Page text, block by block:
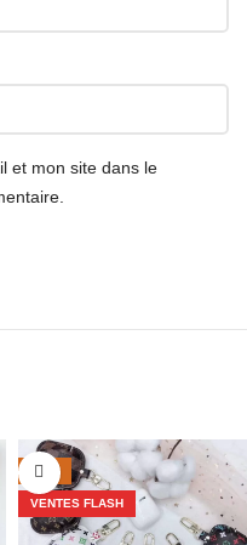
et mon site dans le
-40%
VENTES FLASH